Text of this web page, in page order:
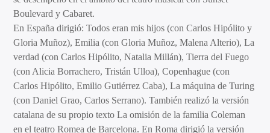
Boulevard y Cabaret.
En España dirigió: Todos eran mis hijos (con Carlos Hipólito y
Gloria Muñoz), Emilia (con Gloria Muñoz, Malena Alterio), La
verdad (con Carlos Hipólito, Natalia Millán), Tierra del Fuego
(con Alicia Borrachero, Tristán Ulloa), Copenhague (con
Carlos Hipólito, Emilio Gutiérrez Caba), La máquina de Turing
(con Daniel Grao, Carlos Serrano). También realizó la versión
catalana de su propio texto La omisión de la familia Coleman
en el teatro Romea de Barcelona. En Roma dirigió la versión